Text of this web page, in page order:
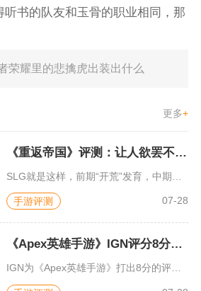
听书的队友和玉骨的职业相同，那
荣耀里的悲擒虎出装出什么
更多+
《重返帝国》评测：让人欲罢不能的新一代策略游戏
手游评测 07-28
《Apex英雄手游》IGN评分8分：对游戏未来抱有期待
IGN为《Apex英雄手游》打出8分的评价，测评者认为，《A...